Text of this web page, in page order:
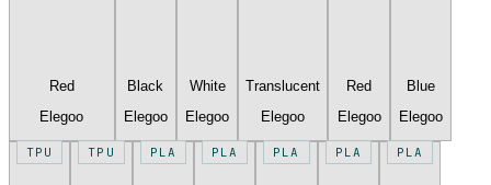
Red
Elegoo
Black
Elegoo
White
Elegoo
Translucent
Elegoo
Red
Elegoo
Blue
Elegoo
TPU TPU PLA PLA PLA PLA PLA